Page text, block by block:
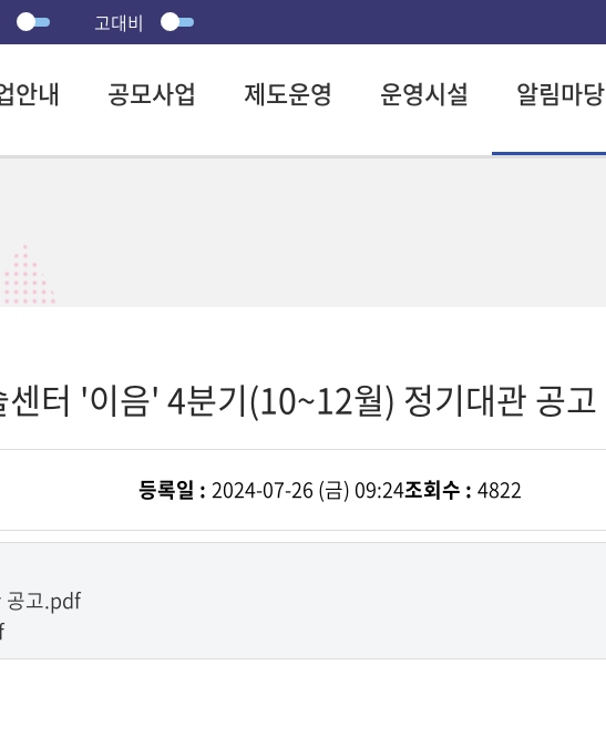
고대비
안내 공모사업 제도운영 운영시설 알림마당
터 '이음' 4분기(10~12월) 정기대관 공고
등록일 : 2024-07-26 (금) 09:24조회수 : 4822
공고.pdf